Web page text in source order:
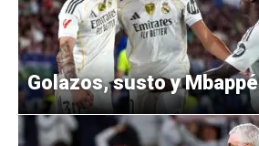
Golazos, susto y Mbappé